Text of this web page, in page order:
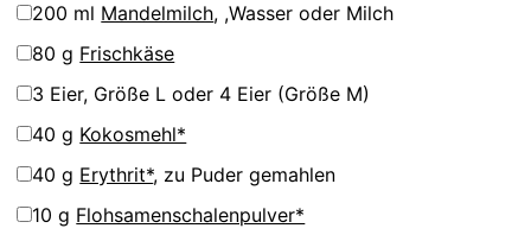
▢
200 ml Mandelmilch, ,Wasser oder Milch
▢
80 g Frischkäse
▢
3 Eier, Größe L oder 4 Eier (Größe M)
▢
40 g Kokosmehl*
▢
40 g Erythrit*, zu Puder gemahlen
▢
10 g Flohsamenschalenpulver*